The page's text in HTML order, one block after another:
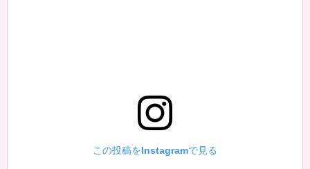
この投稿をInstagramで見る